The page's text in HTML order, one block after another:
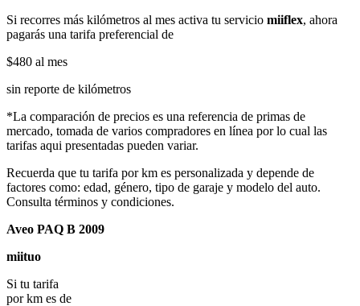
Si recorres más kilómetros al mes activa tu servicio miiflex, ahora
pagarás una tarifa preferencial de
$480 al mes
sin reporte de kilómetros
*La comparación de precios es una referencia de primas de
mercado, tomada de varios compradores en línea por lo cual las
tarifas aqui presentadas pueden variar.
Recuerda que tu tarifa por km es personalizada y depende de
factores como: edad, género, tipo de garaje y modelo del auto.
Consulta términos y condiciones.
Aveo PAQ B 2009
miituo
Si tu tarifa
por km es de